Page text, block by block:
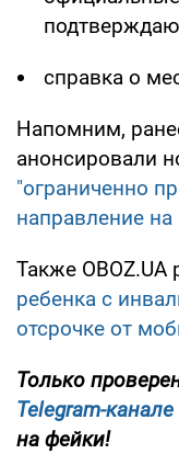
справка о
Напомним,
анонсировали
"ограниченно
направление
Также OBOZ.UA
ребенка с
отсрочке от
Только
Telegram-канале
на фейки!